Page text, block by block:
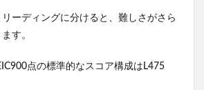
ーディングに分けると、難しさがさら
す。
点の標準的なスコア構成はL475